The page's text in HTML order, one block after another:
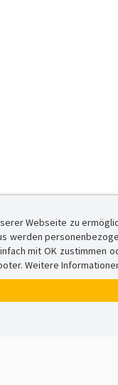
Webseite zu
werden
mit OK zustimmen
Weitere